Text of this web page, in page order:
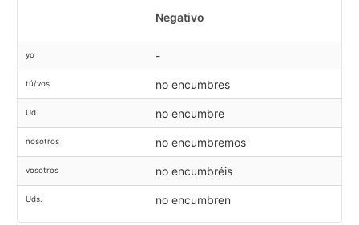
Negativo
yo -
tú/vos no encumbres
Ud. no encumbre
nosotros no encumbremos
vosotros no encumbréis
Uds. no encumbren